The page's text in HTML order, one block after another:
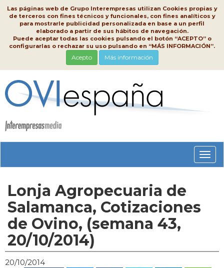
Las páginas web de Grupo Interempresas utilizan Cookies propias y
de terceros con fines técnicos y funcionales, con fines analíticos y
para mostrarle publicidad personalizada en base a un perfil
elaborado a partir de sus hábitos de navegación.
Puede aceptar todas las cookies pulsando el botón “ACEPTO” o
configurarlas o rechazar su uso pulsando en “MÁS INFORMACIÓN”.
Acepto Más información
Lonja Agropecuaria de
Salamanca, Cotizaciones
de Ovino, (semana 43,
20/10/2014)
20/10/2014